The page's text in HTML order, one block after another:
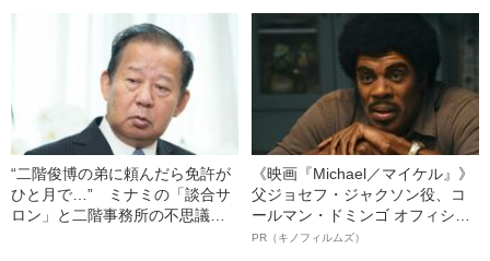
“二階俊博の弟に頼んだら免許が
ひと月で…” ミナミの「談合サ
ロン」と二階事務所の不思議な
《映画『Michael／マイケル』》
父ジョセフ・ジャクソン役、コ
ールマン・ドミンゴ オフィシャ
ルインタビュー“観客を魅了した
PR（キノフィルムズ）